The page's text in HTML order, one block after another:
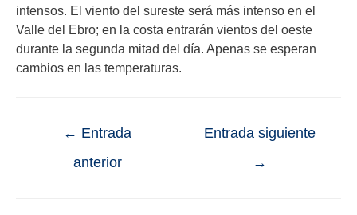
intensos. El viento del sureste será más intenso en el
Valle del Ebro; en la costa entrarán vientos del oeste
durante la segunda mitad del día. Apenas se esperan
cambios en las temperaturas.
← Entrada
anterior
Entrada siguiente
→